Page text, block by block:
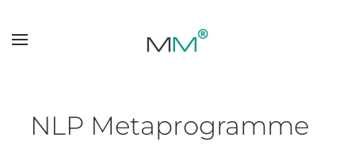
Skip to main content
NLP Metaprogramme